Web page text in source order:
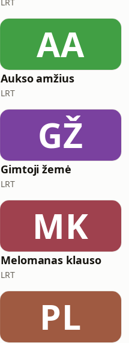
AA
Aukso amžius
LRT
GŽ
Gimtoji žemė
LRT
MK
Melomanas klauso
LRT
PL